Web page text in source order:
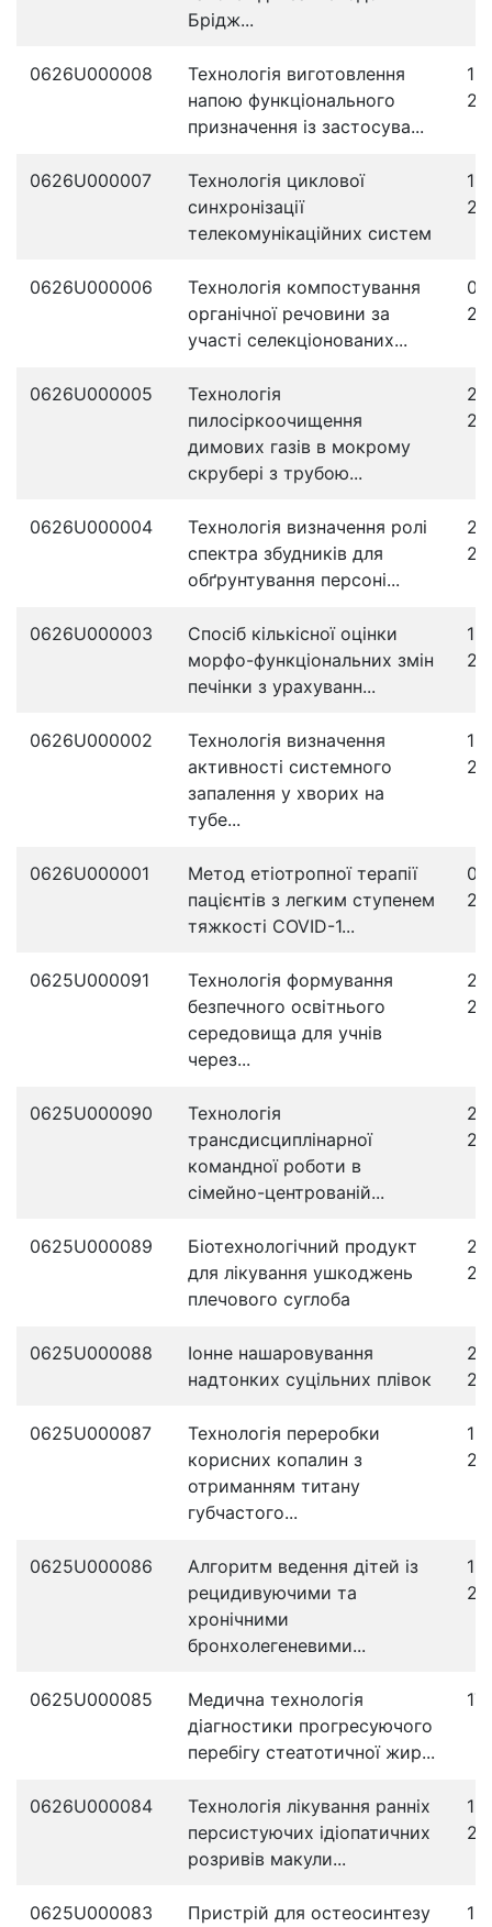
Брідж...
0626U000008
Технологія виготовлення
напою функціонального
призначення із застосува...
0626U000007
Технологія циклової
синхронізації
телекомунікаційних систем
0626U000006
Технологія компостування
органічної речовини за
участі селекціонованих...
0626U000005
Технологія
пилосіркоочищення
димових газів в мокрому
скрубері з трубою...
0626U000004
Технологія визначення ролі
спектра збудників для
обґрунтування персоні...
0626U000003
Спосіб кількісної оцінки
морфо-функціональних змін
печінки з урахуванн...
0626U000002
Технологія визначення
активності системного
запалення у хворих на
тубе...
0626U000001
Метод етіотропної терапії
пацієнтів з легким ступенем
тяжкості COVID-1...
0625U000091
Технологія формування
безпечного освітнього
середовища для учнів
через...
0625U000090
Технологія
трансдисциплінарної
командної роботи в
сімейно-центрованій...
0625U000089
Біотехнологічний продукт
для лікування ушкоджень
плечового суглоба
0625U000088
Іонне нашаровування
надтонких суцільних плівок
0625U000087
Технологія переробки
корисних копалин з
отриманням титану
губчастого...
0625U000086
Алгоритм ведення дітей із
рецидивуючими та
хронічними
бронхолегеневими...
0625U000085
Медична технологія
діагностики прогресуючого
перебігу стеатотичної жир...
0626U000084
Технологія лікування ранніх
персистуючих ідіопатичних
розривів макули...
0625U000083
Пристрій для остеосинтезу